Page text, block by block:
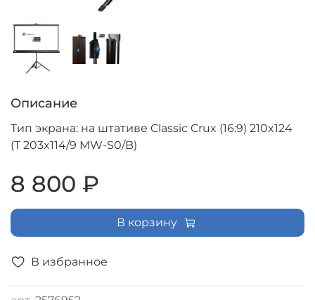
В избранное
Описание
Тип экрана: на штативе Classic Crux (16:9) 210x124
(T 203x114/9 MW-S0/B)
8 800 ₽
В корзину